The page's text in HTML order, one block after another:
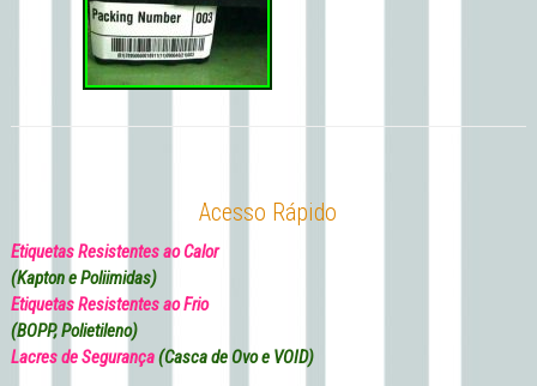
Acesso Rápido
Etiquetas Resistentes ao Calor
(Kapton e Poliimidas)
Etiquetas Resistentes ao Frio
(BOPP, Polietileno)
Lacres de Segurança(Casca de Ovo e VOID)